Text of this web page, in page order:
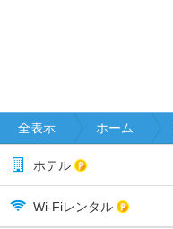
全表示 ホーム
ホテル
Wi-Fiレンタル